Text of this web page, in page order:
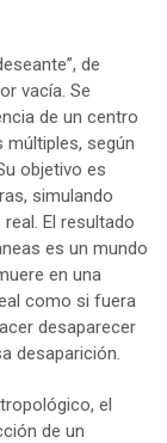
de
vacía. Se
de un centro
múltiples, según
objetivo es
simulando
El resultado
es un mundo
en una
como si fuera
desaparecer
desaparición.
el
de un